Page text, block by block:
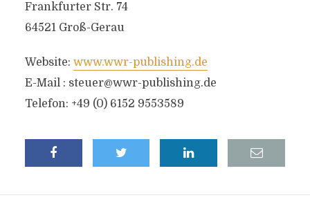
Frankfurter Str. 74
64521 Groß-Gerau
Website: www.wwr-publishing.de
E-Mail : steuer@wwr-publishing.de
Telefon: +49 (0) 6152 9553589